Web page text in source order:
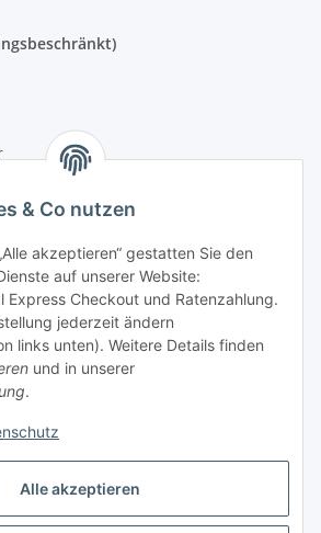
Vertrag widerrufen
& Co nutzen
akzeptieren“ gestatten Sie den
auf unserer Website:
Express Checkout und Ratenzahlung.
jederzeit ändern
links unten). Weitere Details finden
und in unserer
.
Alle akzeptieren